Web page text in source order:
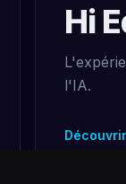
Hi
l'IA.
Découvrir